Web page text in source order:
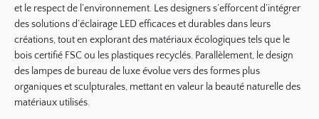
et le respect de l’environnement. Les designers s’efforcent d’intégrer
des solutions d’éclairage LED efficaces et durables dans leurs
créations, tout en explorant des matériaux écologiques tels que le
bois certifié FSC ou les plastiques recyclés. Parallèlement, le design
des lampes de bureau de luxe évolue vers des formes plus
organiques et sculpturales, mettant en valeur la beauté naturelle des
matériaux utilisés.